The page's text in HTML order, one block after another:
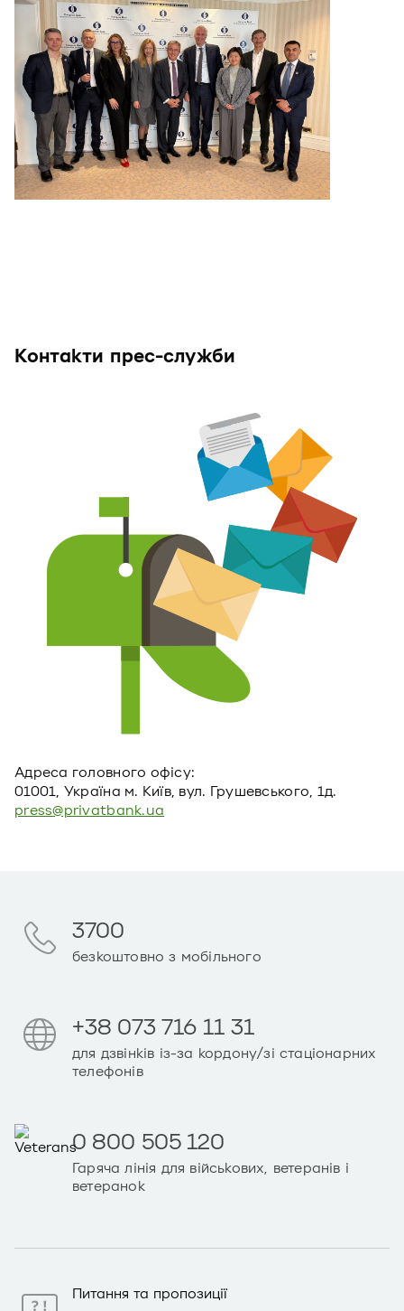
Контакти прес-служби
Адреса головного офiсу:
01001, Україна м. Київ, вул. Грушевського, 1д.
press@privatbank.ua
3700
безкоштовно з мобільного
+38 073 716 11 31
для дзвінків із-за кордону/зі стаціонарних
телефонів
0 800 505 120
Гаряча лінія для військових, ветеранів і
ветеранок
Питання та пропозиції